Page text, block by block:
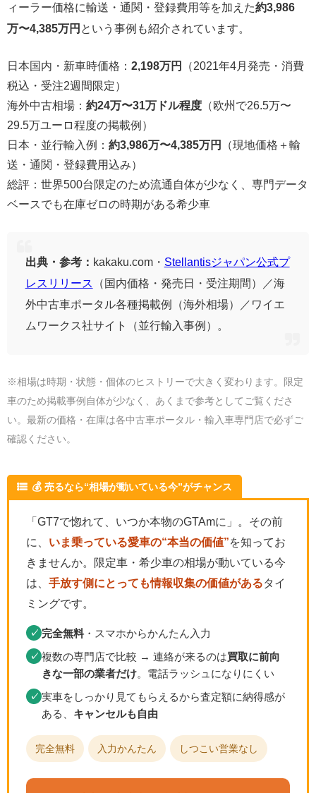
ィーラー価格に輸送・通関・登録費用等を加えた約3,986
万〜4,385万円 という事例も紹介されています。
日本国内・新車時価格： 2,198万円
（2021年4月発売・消費
税込・受注2週間限定）
海外中古相場： 約24万〜31万ドル程度 （欧州で26.5万〜
29.5万ユーロ程度の掲載例）
日本・並行輸入例： 約3,986万〜4,385万円
（現地価格＋輸
送・通関・登録費用込み）
総評：世界500台限定のため流通自体が少なく、専門データ
ベースでも在庫ゼロの時期がある希少車
出典・参考： kakaku.com・ Stellantisジャパン公式プ
レスリリース
（国内価格・発売日・受注期間）／海
外中古車ポータル各種掲載例（海外相場）／ワイエ
ムワークス社サイト（並行輸入事例）。
※相場は時期・状態・個体のヒストリーで大きく変わります。限定
車のため掲載事例自体が少なく、あくまで参考としてご覧くださ
い。最新の価格・在庫は各中古車ポータル・輸入車専門店で必ずご
確認ください。
💰 売るなら“相場が動いている今”がチャンス
「GT7で惚れて、いつか本物のGTAmに」。その前
に、 いま乗っている愛車の“本当の価値”を知ってお
きませんか。限定車・希少車の相場が動いている今
は、 手放す側にとっても情報収集の価値があるタイ
ミングです。
✓ 完全無料 ・スマホからかんたん入力
✓ 複数の専門店で比較 → 連絡が来るのは買取に前向
きな一部の業者だけ。電話ラッシュになりにくい
✓ 実車をしっかり見てもらえるから査定額に納得感が
ある、 キャンセルも自由
完全無料 入力かんたん しつこい営業なし